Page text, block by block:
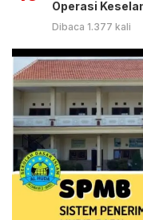
Operasi
Dibaca 1.377 kali